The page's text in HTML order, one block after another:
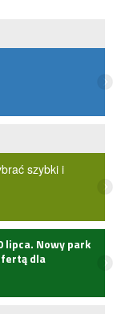
szybki i
lipca. Nowy park
dla